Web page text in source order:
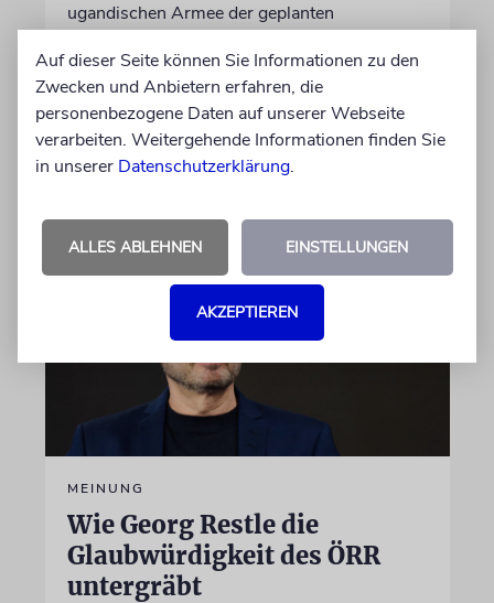
ugandischen Armee der geplanten
anschließen. In Afrika zählt das Land zu den
größten Truppenstellern für
Friedensmissionen
MEINUNG
Wie Georg Restle die
Glaubwürdigkeit des ÖRR
untergräbt
Auf dieser Seite können Sie Informationen zu den
Zwecken und Anbietern erfahren, die
personenbezogene Daten auf unserer Webseite
verarbeiten. Weitergehende Informationen finden Sie
in unserer Datenschutzerklärung.
ALLES ABLEHNEN EINSTELLUNGEN
AKZEPTIEREN